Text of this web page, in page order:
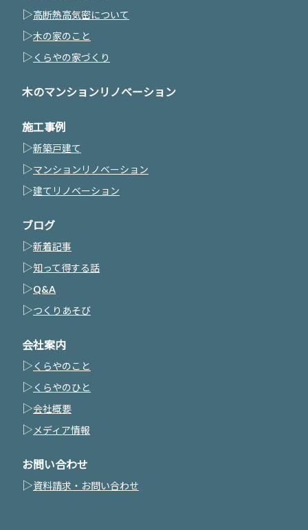
▷高断熱高気密について
▷木の家のこと
▷ くらやの家づくり
木のマンションリノベーション
施工事例
▷新築戸建て
▷マンションリノベーション
▷建てリノベーション
ブログ
▷新着記事
▷知って得する話
▷Q&A
▷つくりあそび
会社案内
▷ くらやのこと
▷ くらやのひと
▷会社概要
▷ メディア情報
お問い合わせ
▷資料請求・お問い合わせ